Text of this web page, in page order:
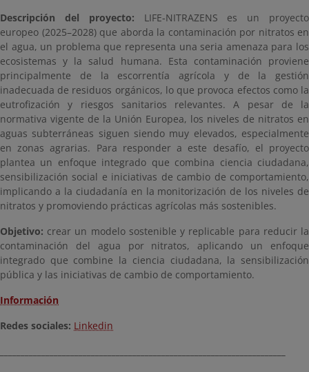
Descripción del proyecto: LIFE‑NITRAZENS es un proyecto
europeo (2025–2028) que aborda la contaminación por nitratos en
el agua, un problema que representa una seria amenaza para los
ecosistemas y la salud humana. Esta contaminación proviene
principalmente de la escorrentía agrícola y de la gestión
inadecuada de residuos orgánicos, lo que provoca efectos como la
eutrofización y riesgos sanitarios relevantes. A pesar de la
normativa vigente de la Unión Europea, los niveles de nitratos en
aguas subterráneas siguen siendo muy elevados, especialmente
en zonas agrarias. Para responder a este desafío, el proyecto
plantea un enfoque integrado que combina ciencia ciudadana,
sensibilización social e iniciativas de cambio de comportamiento,
implicando a la ciudadanía en la monitorización de los niveles de
nitratos y promoviendo prácticas agrícolas más sostenibles.
Objetivo: crear un modelo sostenible y replicable para reducir la
contaminación del agua por nitratos, aplicando un enfoque
integrado que combine la ciencia ciudadana, la sensibilización
pública y las iniciativas de cambio de comportamiento.
Información
Redes sociales: Linkedin